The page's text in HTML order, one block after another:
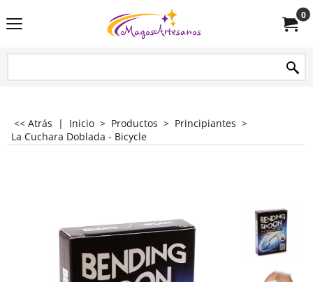
0
<< Atrás | Inicio > Productos > Principiantes >
La Cuchara Doblada - Bicycle